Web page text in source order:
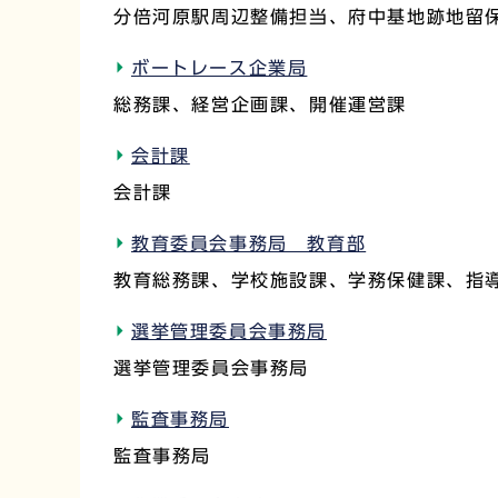
分倍河原駅周辺整備担当、府中基地跡地留
ボートレース企業局
総務課、経営企画課、開催運営課
会計課
会計課
教育委員会事務局 教育部
教育総務課、学校施設課、学務保健課、指
選挙管理委員会事務局
選挙管理委員会事務局
監査事務局
監査事務局